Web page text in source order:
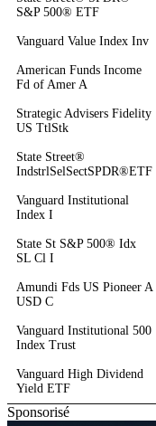
S&P 500® ETF
Vanguard Value Index Inv
American Funds Income
Fd of Amer A
Strategic Advisers Fidelity
US TtlStk
State Street®
IndstrlSelSectSPDR®ETF
Vanguard Institutional
Index I
State St S&P 500® Idx
SL Cl I
Amundi Fds US Pioneer A
USD C
Vanguard Institutional 500
Index Trust
Vanguard High Dividend
Yield ETF
Sponsorisé